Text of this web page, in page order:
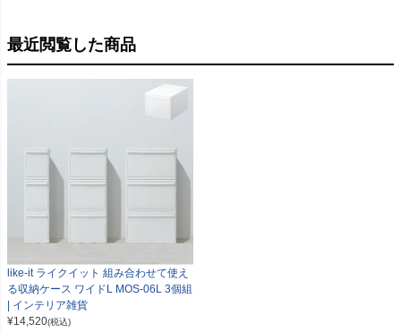
最近閲覧した商品
like-it ライクイット 組み合わせて使え
る収納ケース ワイドL MOS-06L 3個組
| インテリア雑貨
¥14,520(税込)